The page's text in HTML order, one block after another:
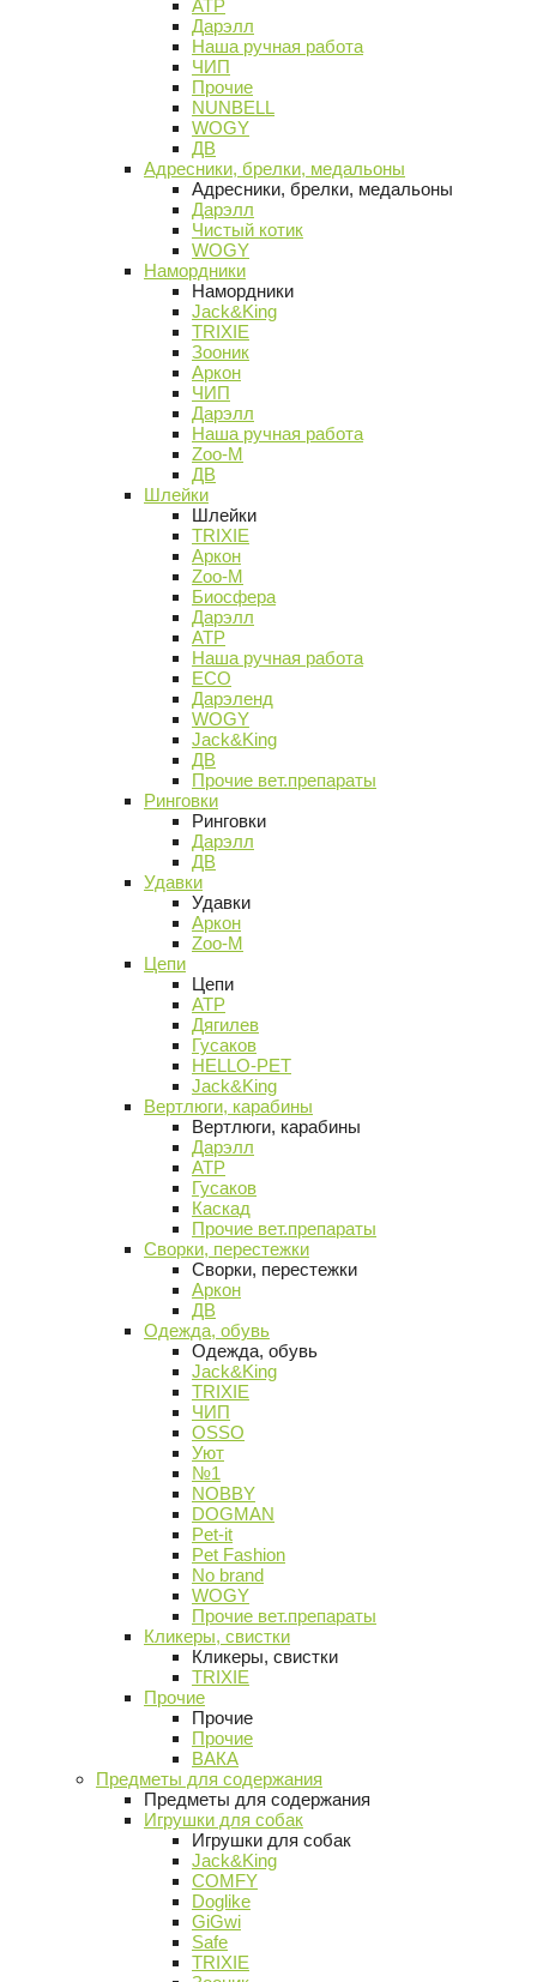
АТР
Дарэлл
Наша ручная работа
ЧИП
Прочие
NUNBELL
WOGY
ДВ
Адресники, брелки, медальоны
Адресники, брелки, медальоны
Дарэлл
Чистый котик
WOGY
Намордники
Намордники
Jack&King
TRIXIE
Зооник
Аркон
ЧИП
Дарэлл
Наша ручная работа
Zoo-M
ДВ
Шлейки
Шлейки
TRIXIE
Аркон
Zoo-M
Биосфера
Дарэлл
АТР
Наша ручная работа
ECO
Дарэленд
WOGY
Jack&King
ДВ
Прочие вет.препараты
Ринговки
Ринговки
Дарэлл
ДВ
Удавки
Удавки
Аркон
Zoo-M
Цепи
Цепи
АТР
Дягилев
Гусаков
HELLO-PET
Jack&King
Вертлюги, карабины
Вертлюги, карабины
Дарэлл
АТР
Гусаков
Каскад
Прочие вет.препараты
Сворки, перестежки
Сворки, перестежки
Аркон
ДВ
Одежда, обувь
Одежда, обувь
Jack&King
TRIXIE
ЧИП
OSSO
Уют
№1
NOBBY
DOGMAN
Pet-it
Pet Fashion
No brand
WOGY
Прочие вет.препараты
Кликеры, свистки
Кликеры, свистки
TRIXIE
Прочие
Прочие
Прочие
ВАКА
Предметы для содержания
Предметы для содержания
Игрушки для собак
Игрушки для собак
Jack&King
COMFY
Doglike
GiGwi
Safe
TRIXIE